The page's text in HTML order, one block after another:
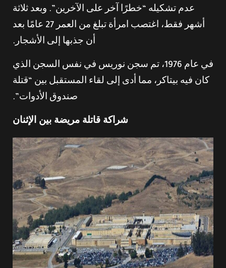
عدم تشكيله “خطرًا آخر على الآخرين”. وبعد ثلاثة
أشهر فقط، اغتصب امرأة تبلغ من العمر 27 عامًا بعد
أن جذبها إلى الأشجار.
في عام 1976، تم سجن نوريس في نفس السجن الذي
كان فيه بيتاكر، مما أدى إلى لقاء المستقبل بين “قتلة
صندوق الأدوات”.
شراكة قاتلة مريضة بين الإثنان